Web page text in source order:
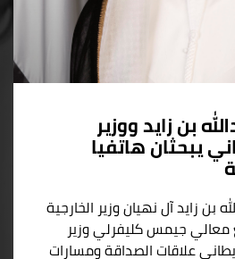
بن زايد ووزير
يبحثان هاتفيا
زايد آل نهيان وزير الخارجية
معالي جيمس كليفرلي وزير
علاقات الصداقة ومسارات